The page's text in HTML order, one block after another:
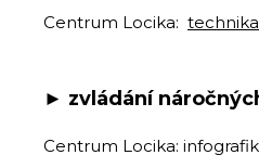
Centrum Locika:
► zvládání
Centrum Locika: